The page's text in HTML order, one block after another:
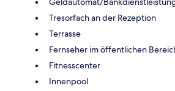
Tresorfach an der Rezeption
Terrasse
Fernseher im öffentlichen
Fitnesscenter
Innenpool